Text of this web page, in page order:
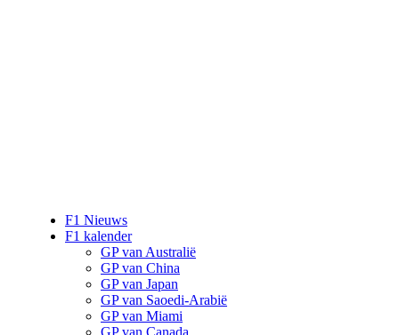
F1 Nieuws
F1 kalender
GP van Australië
GP van China
GP van Japan
GP van Saoedi-Arabië
GP van Miami
GP van Canada